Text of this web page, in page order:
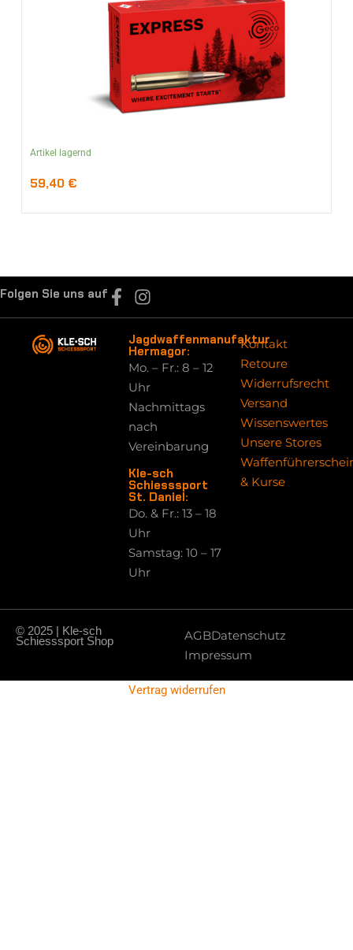
Artikel lagernd
59,40 €
Folgen Sie uns auf
Jagdwaffenmanufaktur
Hermagor:
Mo. – Fr.: 8 – 12
Uhr
Nachmittags
nach
Vereinbarung
Kle-sch
Schiesssport
St. Daniel:
Do. & Fr.: 13 – 18
Uhr
Samstag: 10 – 17
Uhr
Kontakt
Retoure
Widerrufsrecht
Versand
Wissenswertes
Unsere Stores
& Kurse
© 2025 | Kle-sch
Schiesssport Shop AGBDatenschutz
Impressum
Vertrag widerrufen